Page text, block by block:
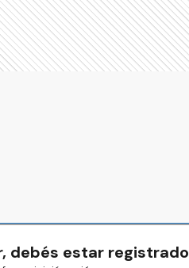
debés estar registrado